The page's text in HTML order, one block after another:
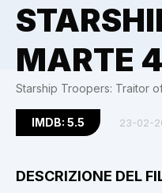
MARTE
Starship Troopers: Traitor
IMDB: 5.5 23-02-
DESCRIZIONE DEL